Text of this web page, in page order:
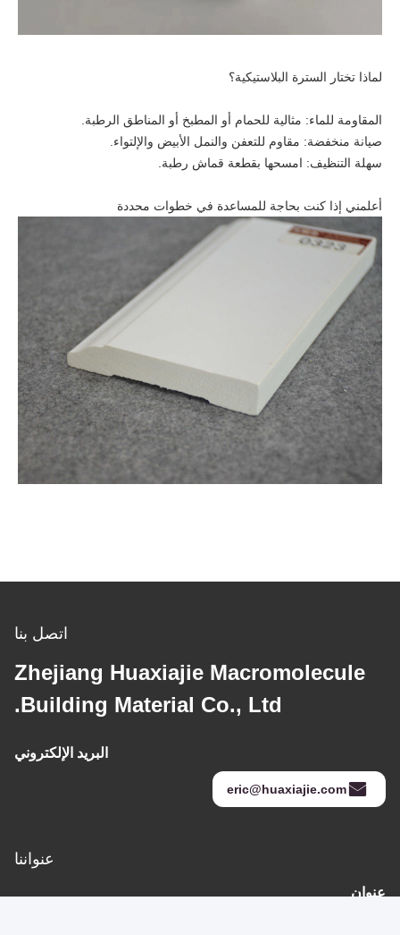
لماذا تختار السترة البلاستيكية؟
المقاومة للماء: مثالية للحمام أو المطبخ أو المناطق الرطبة.
صيانة منخفضة: مقاوم للتعفن والنمل الأبيض والإلتواء.
سهلة التنظيف: امسحها بقطعة قماش رطبة.
أعلمني إذا كنت بحاجة للمساعدة في خطوات محددة
اتصل بنا
Zhejiang Huaxiajie Macromolecule
Building Material Co., Ltd.
البريد الإلكتروني
eric@huaxiajie.com
عنواننا
عنوان